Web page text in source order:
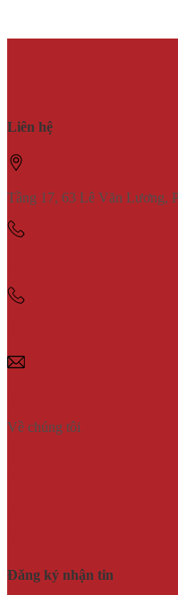
Liên hệ
Tầng 17, 63 Lê Văn Lương,
Về chúng tôi
Đăng ký nhận tin